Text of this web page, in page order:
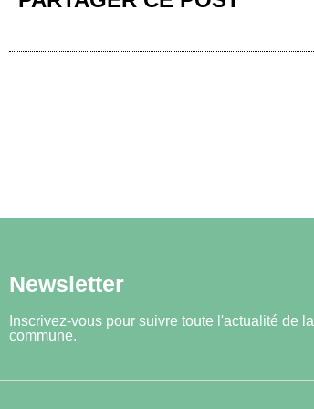
Newsletter
Inscrivez-vous pour suivre toute l'actualité de la
commune.